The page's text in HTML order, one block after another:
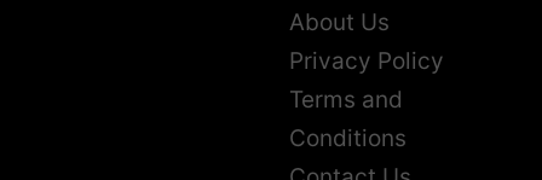
About Us
Privacy Policy
Terms and
Conditions
Contact Us